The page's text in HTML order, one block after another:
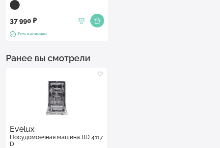
37 990 ₽
Есть в наличии
Ранее вы смотрели
Evelux
Посудомоечная машина BD 4117
D